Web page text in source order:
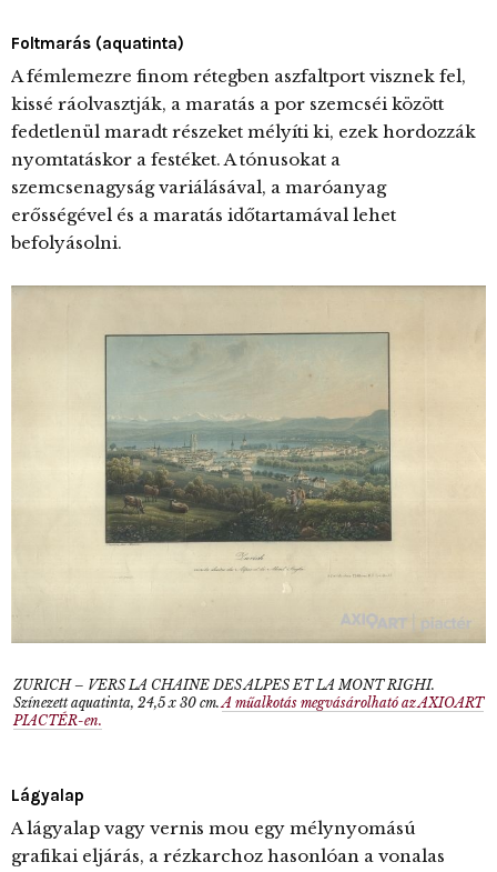
Foltmarás (aquatinta)
A fémlemezre finom rétegben aszfaltport visznek fel,
kissé ráolvasztják, a maratás a por szemcséi között
fedetlenül maradt részeket mélyíti ki, ezek hordozzák
nyomtatáskor a festéket. A tónusokat a
szemcsenagyság variálásával, a maróanyag
erősségével és a maratás időtartamával lehet
befolyásolni.
ZURICH – VERS LA CHAINE DES ALPES ET LA MONT RIGHI.
Színezett aquatinta, 24,5 x 30 cm.A műalkotás megvásárolható az AXIOART
PIACTÉR-en.
Lágyalap
A lágyalap vagy vernis mou egy mélynyomású
grafikai eljárás, a rézkarchoz hasonlóan a vonalas